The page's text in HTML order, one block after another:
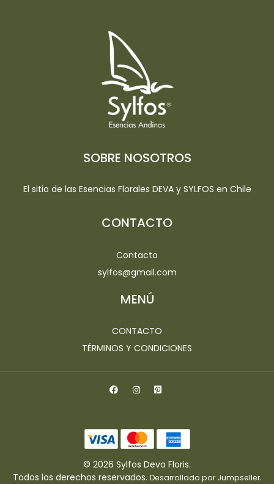
SOBRE NOSOTROS
El sitio de las Esencias Florales DEVA y SYLFOS en Chile
CONTACTO
Contacto
sylfos@gmail.com
MENÚ
CONTACTO
TÉRMINOS Y CONDICIONES
© 2026 Sylfos Deva Floris.
Todos los derechos reservados. Desarrollado por Jumpseller.